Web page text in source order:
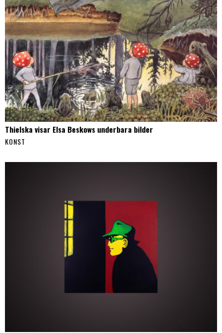
Thielska visar Elsa Beskows underbara bilder
KONST